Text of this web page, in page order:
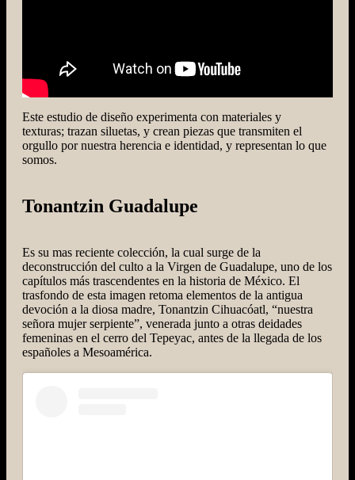
Este estudio de diseño experimenta con materiales y
texturas; trazan siluetas, y crean piezas que transmiten el
orgullo por nuestra herencia e identidad, y representan lo que
somos.
Tonantzin Guadalupe
Es su mas reciente colección, la cual surge de la
deconstrucción del culto a la Virgen de Guadalupe, uno de los
capítulos más trascendentes en la historia de México. El
trasfondo de esta imagen retoma elementos de la antigua
devoción a la diosa madre, Tonantzin Cihuacóatl, “nuestra
señora mujer serpiente”, venerada junto a otras deidades
femeninas en el cerro del Tepeyac, antes de la llegada de los
españoles a Mesoamérica.